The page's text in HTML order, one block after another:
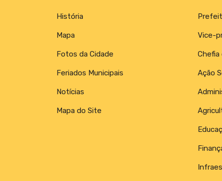
História
Mapa
Fotos da Cidade
Feriados Municipais
Notícias
Mapa do Site
Vice-
Chefia
Ação